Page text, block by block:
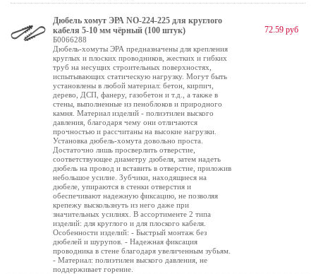
Дюбель хомут ЭРА NO-224-225 для круглого
кабеля 5-10 мм чёрный (100 штук)
Б0066288
Дюбель-хомуты ЭРА предназначены для крепления
круглых и плоских проводников, жестких и гибких
труб на несущих строительных поверхностях,
испытывающих статическую нагрузку. Могут быть
установлены в любой материал: бетон, кирпич,
дерево, ДСП, фанеру, газобетон и т.д., а также в
стены, выполненные из пеноблоков и природного
камня. Материал изделий - полиэтилен выского
давления, благодаря чему они отличаются
прочностью и рассчитаны на высокие нагрузки.
Установка дюбель-хомута довольно проста.
Достаточно лишь просверлить отверстие,
соответствующее диаметру дюбеля, затем надеть
дюбель на провод и вставить в отверстие, приложив
небольшое усилие. Зубчики, находящиеся на
дюбеле, упираются в стенки отверстия и
обеспечивают надежную фиксацию, не позволяя
крепежу выскользнуть из него даже при
значительных усилиях. В ассортименте 2 типа
изделий: для круглого и для плоского кабеля.
Особенности изделий: - Быстрый монтаж без
дюбелей и шурупов. - Надежная фиксация
проводника в стене благодаря увеличенным зубьям.
- Материал: полиэтилен выского давления, не
поддерживает горение.
72.59 руб